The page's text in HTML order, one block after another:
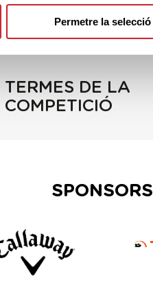
Permetre la selecció
REGLES LOCALS
TERMES DE LA
COMPETICIÓ
SPONSORS